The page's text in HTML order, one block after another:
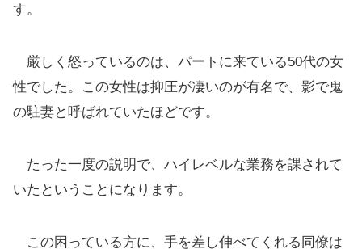
す。
厳しく怒っているのは、パートに来ている50代の女
性でした。この女性は抑圧が凄いのが有名で、影で鬼
の駐妻と呼ばれていたほどです。
たった一度の説明で、ハイレベルな業務を課されて
いたということになります。
この困っている方に、手を差し伸べてくれる同僚は